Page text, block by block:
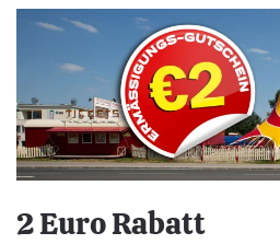
2 Euro Rabatt